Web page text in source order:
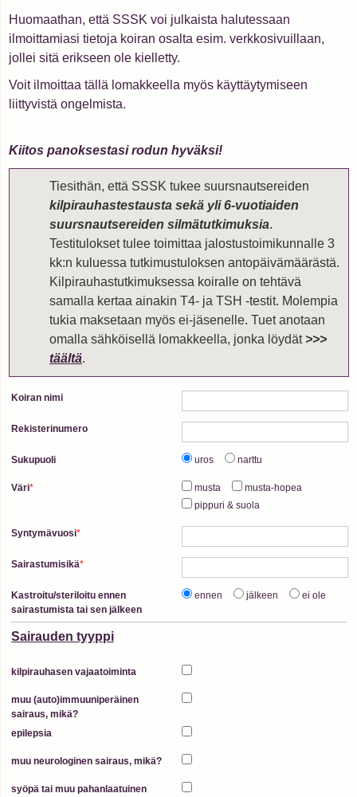
Huomaathan, että SSSK voi julkaista halutessaan
ilmoittamiasi tietoja koiran osalta esim. verkkosivuillaan,
jollei sitä erikseen ole kielletty.
Voit ilmoittaa tällä lomakkeella myös käyttäytymiseen
liittyvistä ongelmista.
Kiitos panoksestasi rodun hyväksi!
Tiesithän, että SSSK tukee suursnautsereiden
kilpirauhastestausta sekä yli 6-vuotiaiden
suursnautsereiden silmätutkimuksia.
Testitulokset tulee toimittaa jalostustoimikunnalle 3
kk:n kuluessa tutkimustuloksen antopäivämäärästä.
Kilpirauhastutkimuksessa koiralle on tehtävä
samalla kertaa ainakin T4- ja TSH -testit. Molempia
tukia maksetaan myös ei-jäsenelle. Tuet anotaan
omalla sähköisellä lomakkeella, jonka löydät >>>
täältä.
Koiran nimi
Rekisterinumero
Sukupuoli uros narttu
Väri* musta
musta-hopea
pippuri & suola
Syntymävuosi*
Sairastumisikä*
Kastroitu/steriloitu ennen
sairastumista tai sen jälkeen
ennen jälkeen ei ole
Sairauden tyyppi
kilpirauhasen vajaatoiminta
muu (auto)immuuniperäinen
sairaus, mikä?
epilepsia
muu neurologinen sairaus, mikä?
syöpä tai muu pahanlaatuinen